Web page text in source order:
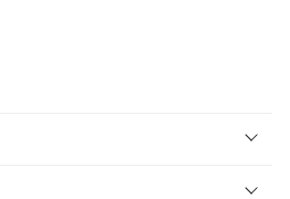
o
n
o